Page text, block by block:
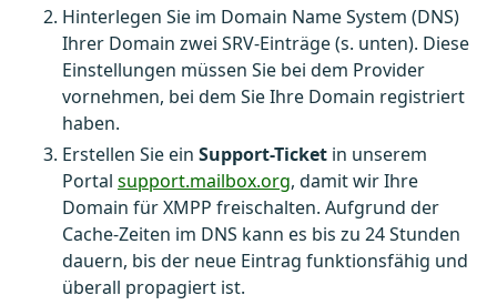
Hinterlegen Sie im Domain Name System (DNS)
Ihrer Domain zwei SRV-Einträge (s. unten). Diese
Einstellungen müssen Sie bei dem Provider
vornehmen, bei dem Sie Ihre Domain registriert
haben.
Erstellen Sie ein Support-Ticket in unserem
Portal support.mailbox.org, damit wir Ihre
Domain für XMPP freischalten. Aufgrund der
Cache-Zeiten im DNS kann es bis zu 24 Stunden
dauern, bis der neue Eintrag funktionsfähig und
überall propagiert ist.